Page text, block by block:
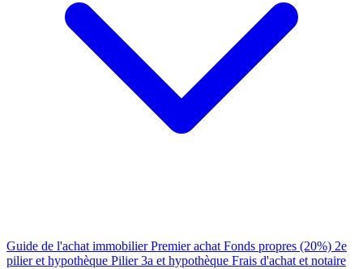
Guide de l'achat immobilierPremier achat Fonds propres (20%) 2e
pilier et hypothèque Pilier 3a et hypothèque Frais d'achat et notaire